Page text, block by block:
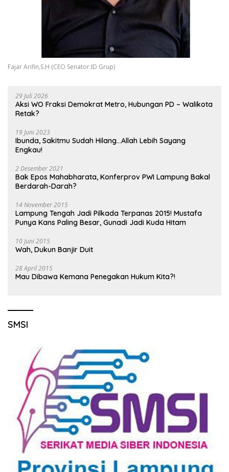
Fajar Arifin,S.H (CEO Senator.ID Grup)
29 Juli 2026
Aksi WO Fraksi Demokrat Metro, Hubungan PD – Walikota
Retak?
19 Juni 2023
Ibunda, Sakitmu Sudah Hilang…Allah Lebih Sayang
Engkau!
2 Desember 2021
Bak Epos Mahabharata, Konferprov PWI Lampung Bakal
Berdarah-Darah?
14 November 2015
Lampung Tengah Jadi Pilkada Terpanas 2015! Mustafa
Punya Kans Paling Besar, Gunadi Jadi Kuda Hitam
10 Juni 2015
Wah, Dukun Banjir Duit
28 April 2015
Mau Dibawa Kemana Penegakan Hukum Kita?!
SMSI